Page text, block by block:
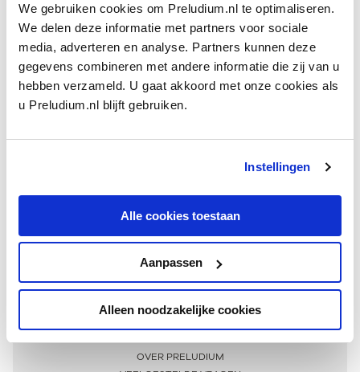
We gebruiken cookies om Preludium.nl te optimaliseren.
We delen deze informatie met partners voor sociale
media, adverteren en analyse. Partners kunnen deze
gegevens combineren met andere informatie die zij van u
hebben verzameld. U gaat akkoord met onze cookies als
u Preludium.nl blijft gebruiken.
Instellingen
Alle cookies toestaan
Aanpassen
Alleen noodzakelijke cookies
Meer informatie
OVER PRELUDIUM